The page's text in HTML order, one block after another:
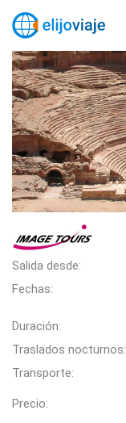
Salida desde:
Fechas:
Duración:
Traslados nocturnos:
Transporte:
Precio: